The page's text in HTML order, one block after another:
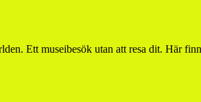
Ett museibesök utan att resa dit. Här